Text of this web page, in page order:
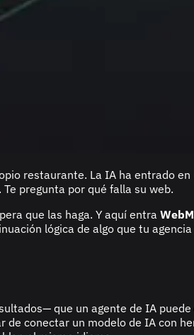
restaurante. La IA ha entrado
pregunta por qué falla su web.
que las haga. Y aquí entra
lógica de algo que tu
que un agente de IA
conectar un modelo de IA con